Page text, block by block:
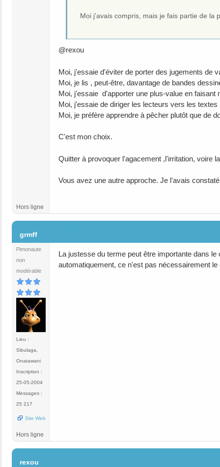
Moi j'avais compris, mais je fais partie de la
@rexou
Moi, j'essaie d'éviter de porter des jugements de
Moi, je lis , peut-être, davantage de bandes
Moi, j'essaie d'apporter une plus-value en faisant
Moi, j'essaie de diriger les lecteurs vers les
Moi, je préfère apprendre à pêcher plutôt que de
C'est mon choix.
Quitter à provoquer l'agacement ,l'irritation, voire
Vous avez une autre approche. Je l'avais
Hors ligne
grmff
Pimonaute
non
modérable
Lieu :
Sibulaga,
Onatawani
Inscription :
25-05-2004
Messages :
25 217
Site Web
La justesse du terme peut être importante dans
automatiquement, ce n'est pas nécessairement
Hors ligne
rexou